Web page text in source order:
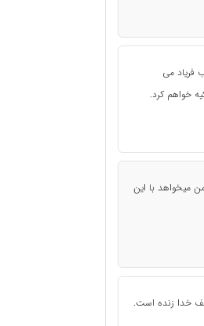
می
خواهم کرد.
میخواهد با این
خدا زنده است.